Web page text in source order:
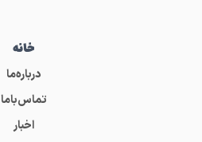
خانه
درباره‌ما
تماس‌باما
اخبار